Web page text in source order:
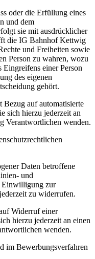
oder die Erfüllung eines
und dem
sie mit ausdrücklicher
die IG Bahnhof Kettwig
und Freiheiten sowie
Person zu wahren, wozu
einer Person
des eigenen
gehört.
Bezug auf automatisierte
sich hierzu jederzeit an
Verantwortlichen wenden.
Daten betroffene
und
Einwilligung zur
zu widerrufen.
Widerruf einer
hierzu jederzeit an einen
wenden.
im Bewerbungsverfahren